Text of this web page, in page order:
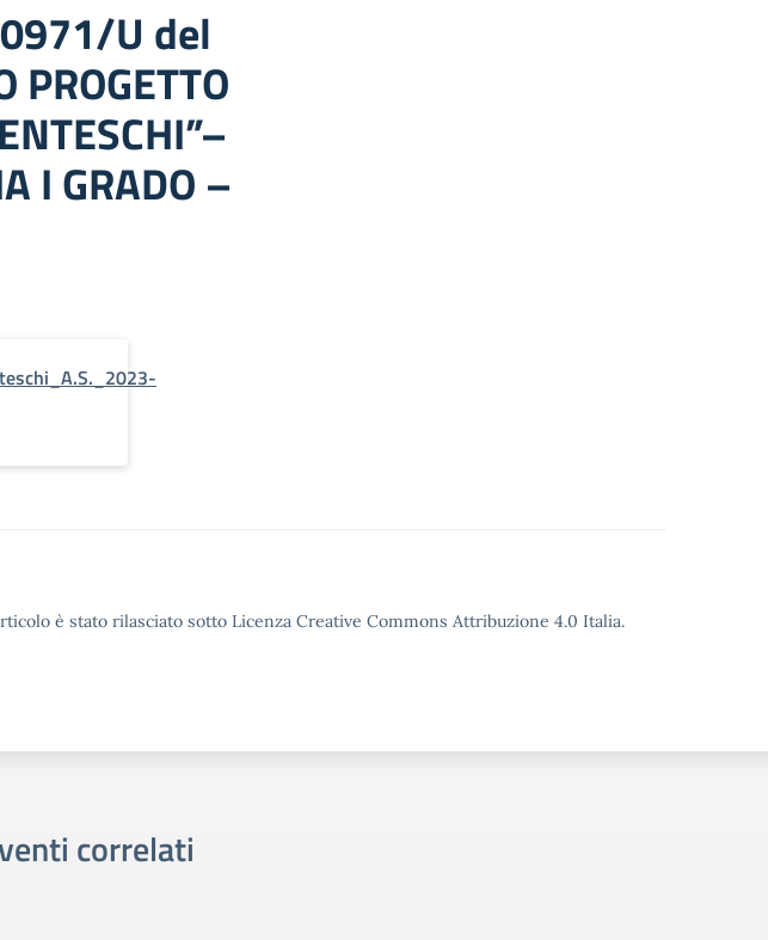
U del
I GRADO –
è stato rilasciato sotto Licenza Creative Commons Attribuzione 4.0 Italia.
correlati